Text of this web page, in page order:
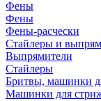
Фены
Фены
Фены-расчески
Стайлеры и
Выпрямители
Стайлеры
Бритвы, машинки
Машинки для